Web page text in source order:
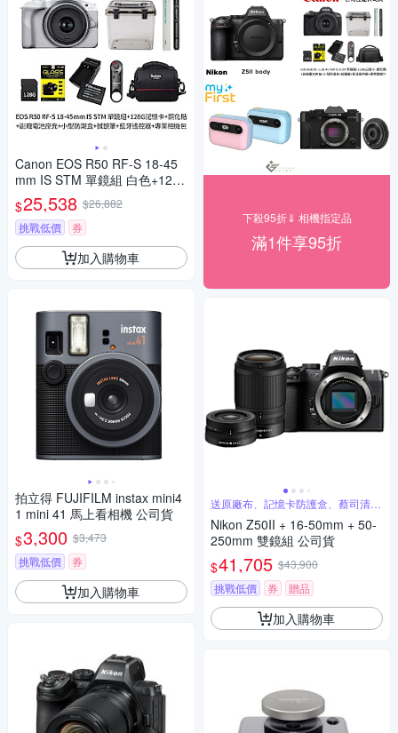
Canon EOS R50 RF-S 18-45
mm IS STM 單鏡組 白色+128
G記憶卡+鋼化貼+LPE17副廠
電池座充+小型防潮盒+SL-1拭
鏡筆+藍牙遙控器+專業相機包
(公司貨)
$25,538 $26,882
挑戰低價
券
加入購物車
拍立得 FUJIFILM instax mini4
1 mini 41 馬上看相機 公司貨
$3,300 $3,473
挑戰低價
券
加入購物車
下殺95折⇓ 相機指定品
滿1件享95折
送原廠布、記憶卡防護盒、蔡司清潔
噴霧組
Nikon Z50II + 16-50mm + 50-
250mm 雙鏡組 公司貨
$41,705 $43,900
挑戰低價
券 贈品
加入購物車